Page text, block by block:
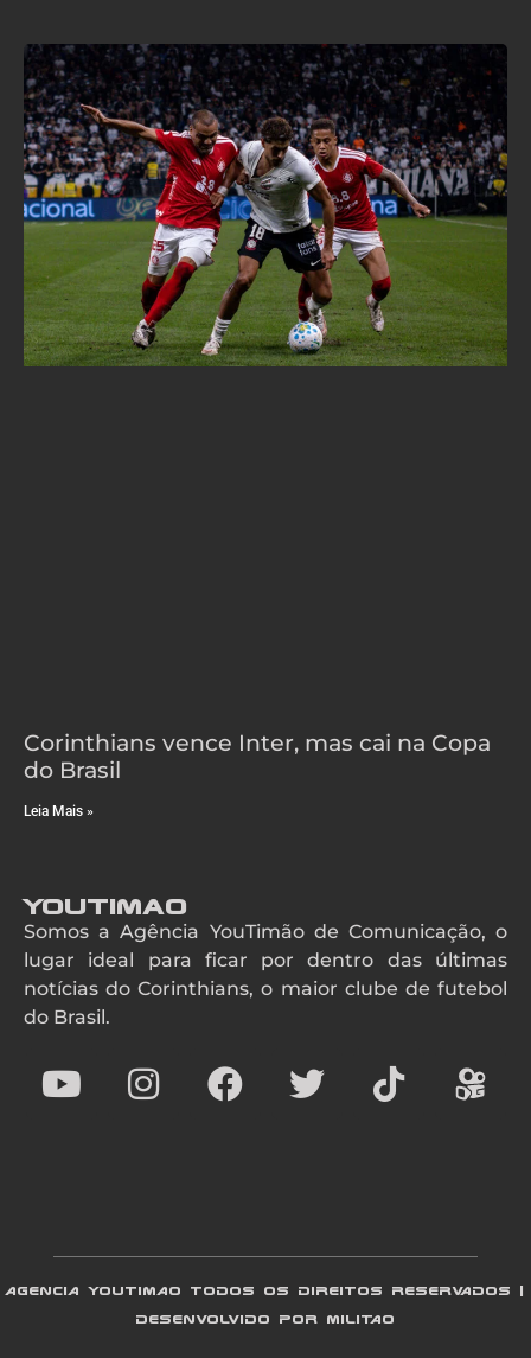
Corinthians vence Inter, mas cai na Copa
do Brasil
Leia Mais »
YouTimao
Somos a Agência YouTimão de Comunicação, o
lugar ideal para ficar por dentro das últimas
notícias do Corinthians, o maior clube de futebol
do Brasil.
AGENCIA YOUTIMAO TODOS OS DIREITOS RESERVADOS |
DESENVOLVIDO POR MILITAO